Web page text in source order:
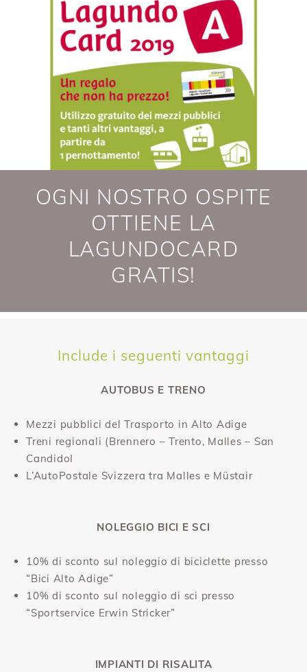
OGNI NOSTRO OSPITE
OTTIENE LA
LAGUNDOCARD
GRATIS!
Include i seguenti vantaggi
AUTOBUS E TRENO
Mezzi pubblici del Trasporto in Alto Adige
Treni regionali (Brennero – Trento, Malles – San
CandidoI
L’AutoPostale Svizzera tra Malles e Müstair
NOLEGGIO BICI E SCI
10% di sconto sul noleggio di biciclette presso
“Bici Alto Adige”
10% di sconto sul noleggio di sci presso
“Sportservice Erwin Stricker”
IMPIANTI DI RISALITA